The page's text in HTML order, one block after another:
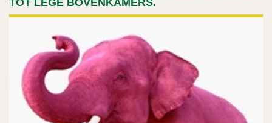
TOT LEGE BOVENKAMERS.